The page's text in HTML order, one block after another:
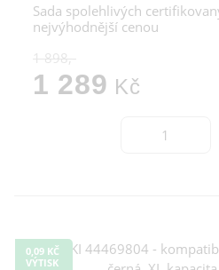
Sada spolehlivých
nejvýhodnější cenou
1 898,-
1 289 Kč
0,09 KČ
VÝTISK